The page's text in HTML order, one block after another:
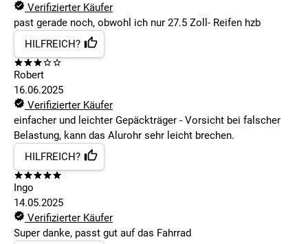
Verifizierter Käufer
past gerade noch, obwohl ich nur 27.5 Zoll- Reifen hzb
HILFREICH?
Robert
16.06.2025
Verifizierter Käufer
einfacher und leichter Gepäckträger - Vorsicht bei falscher
Belastung, kann das Alurohr sehr leicht brechen.
HILFREICH?
Ingo
14.05.2025
Verifizierter Käufer
Super danke, passt gut auf das Fahrrad